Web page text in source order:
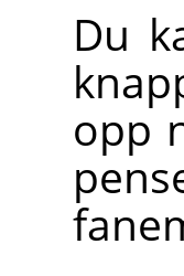
Du
opp